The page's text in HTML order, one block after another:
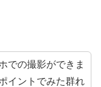
での撮影ができま
イントでみた群れ